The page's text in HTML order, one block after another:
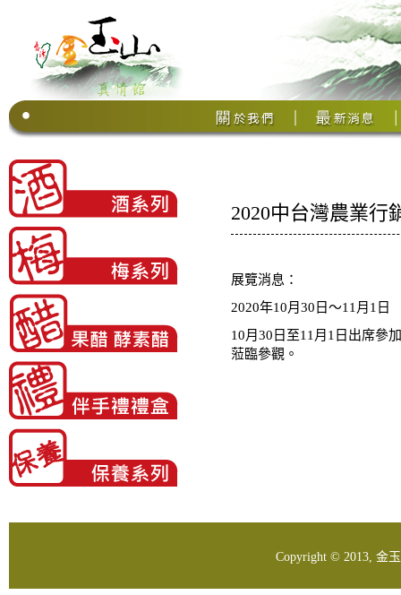
2020中台灣農業行
展覽消息：
2020年10月30日〜11月1日
10月30日至11月1日出席參
蒞臨參觀。
Copyright © 2013, 金